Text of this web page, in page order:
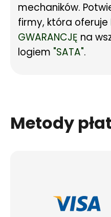
mechaników.
firmy, która oferuje
GWARANCJĘ na
logiem "SATA".
Metody